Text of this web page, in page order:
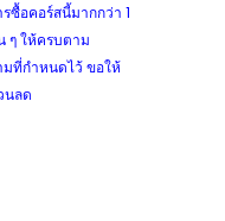
ซื้อคอร์สนี้มากกว่า 1
ๆ ให้ครบตาม
ที่กำหนดไว้ ขอให้
นลด